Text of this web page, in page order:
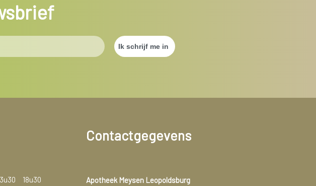
18u30
Contactgegevens
Apotheek Meysen Leopoldsburg